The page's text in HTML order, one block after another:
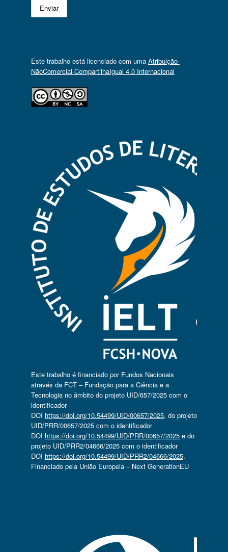
Este trabalho está licenciado com uma Atribuição-
NãoComercial-CompartilhaIgual 4.0 Internacional
Este trabalho é financiado por Fundos Nacionais
através da FCT – Fundação para a Ciência e a
Tecnologia no âmbito do projeto UID/657/2025 com o
identificador
DOI https://doi.org/10.54499/UID/00657/2025, do projeto
UID/PRR/00657/2025 com o identificador
DOI https://doi.org/10.54499/UID/PRR/00657/2025e do
projeto UID/PRR2/04666/2025 com o identificador
DOI https://doi.org/10.54499/UID/PRR2/04666/2025.
Financiado pela União Europeia – Next GenerationEU